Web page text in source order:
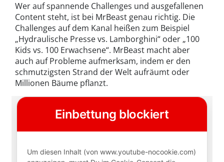
Wer auf spannende Challenges und ausgefallenen
Content steht, ist bei MrBeast genau richtig. Die
Challenges auf dem Kanal heißen zum Beispiel
„Hydraulische Presse vs. Lamborghini“ oder „100
Kids vs. 100 Erwachsene“. MrBeast macht aber
auch auf Probleme aufmerksam, indem er den
schmutzigsten Strand der Welt aufräumt oder
Millionen Bäume pflanzt.